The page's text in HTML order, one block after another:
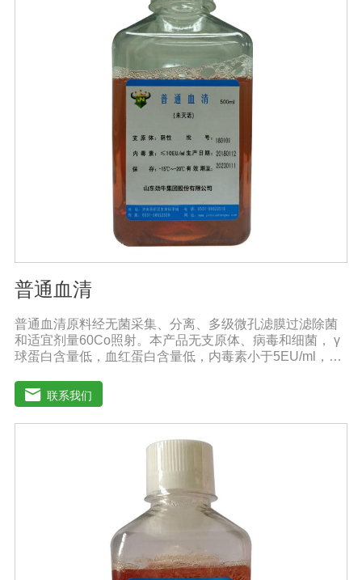
色，叶子又厚又亮。果树、瓜类、豆类等作物在开花前后
喷洒，也可防止谢花落果。具有显著的保花保果作用，也
是大量元素水溶性肥料的主要作用之一。3.果实大、颗粒
重、早熟、高产果树、瓜类、豆类等多种作物。在果实期
喷洒可以增加果实，提前成熟，在抽穗期和灌浆期喷洒谷
物可以使抽穗整齐，重量显著增加。4.灾后恢复，抗旱、
防涝、防虫。风灾后，喷洒能迅速恢复生长，抵抗农作物
病虫害，与农药混合喷洒，病株恢复更快。
普通血清
普通血清原料经无菌采集、分离、多级微孔滤膜过滤除菌
和适宜剂量60Co照射。本产品无支原体、病毒和细菌， γ
球蛋白含量低，血红蛋白含量低，内毒素小于5EU/ml，具
扩增及单克隆抗体的制备和疫苗的研制及生产。质量标
准：符合《中华人民共和国兽药典》2020版质量标准。规
格：500ml/瓶保存：-15℃―-20℃有效期：5年注意事
项：解冻：采用逐步解冻法（ -20℃→2-8℃→ 室温），可
减少沉淀的产生使血清质量不会受到影响。
联系我们